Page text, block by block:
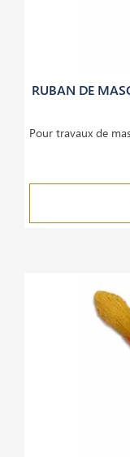
RUBAN DE